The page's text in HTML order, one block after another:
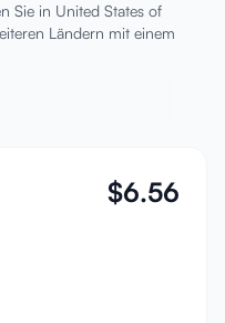
Sie in United States of
Ländern mit einem
$6.56